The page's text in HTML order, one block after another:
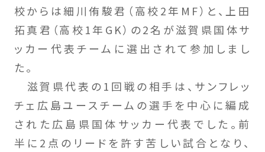
校からは細川侑駿君（高校2年MF）と、上田
拓真君（高校1年GK）の2名が滋賀県国体サ
ッカー代表チームに選出されて参加しまし
た。
滋賀県代表の1回戦の相手は、サンフレッ
チェ広島ユースチームの選手を中心に編成
された広島県国体サッカー代表でした。前
半に2点のリードを許す苦しい試合となり、